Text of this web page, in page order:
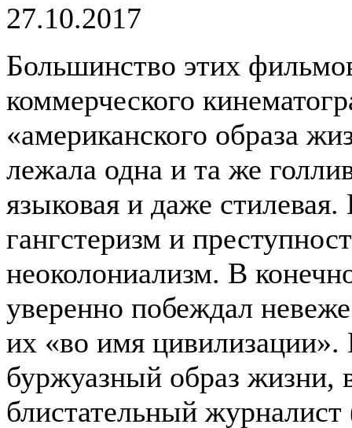
27.10.2017
Большинство этих
коммерческого
«американского образа
лежала одна и та же
языковая и даже
гангстеризм и
неоколониализм. В
уверенно побеждал
их «во имя цивилизации».
буржуазный образ жизни,
блистательный